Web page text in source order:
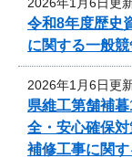
令和8年度歴史
に関する一般
2026年1月6日更
県維工第舗補
全・安心確保
補修工事に関